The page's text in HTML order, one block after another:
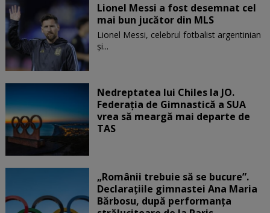
Lionel Messi a fost desemnat cel
mai bun jucător din MLS
Lionel Messi, celebrul fotbalist argentinian
și...
Nedreptatea lui Chiles la JO.
Federația de Gimnastică a SUA
vrea să meargă mai departe de
TAS
„Românii trebuie să se bucure”.
Declarațiile gimnastei Ana Maria
Bărbosu, după performanța